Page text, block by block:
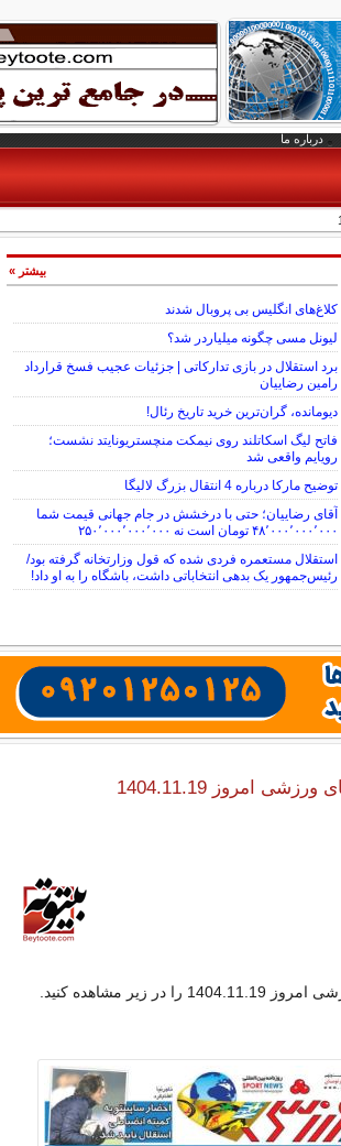
درباره ما
کلاغ‌های انگلیس بی پروبال شدند
لیونل مسی چگونه میلیاردر شد؟
برد استقلال در بازی تدارکاتی | جزئیات عجیب فسخ قرارداد
رامین رضاییان
دیومانده، گران‌ترین خرید تاریخ رئال!
فاتح لیگ اسکاتلند روی نیمکت منچستریونایتد نشست؛
رویایم واقعی شد
توضیح مارکا درباره 4 انتقال بزرگ لالیگا
آقای رضاییان؛ حتی با درخشش در جام جهانی قیمت شما
۴۸٬۰۰۰٬۰۰۰٬۰۰۰ تومان است نه ۲۵۰٬۰۰۰٬۰۰۰٬۰۰۰
استقلال مستعمره فردی شده که قول وزارتخانه گرفته بود/
رئیس‌جمهور یک بدهی انتخاباتی داشت، باشگاه را به او داد!
بیشتر »
امروز 1404.11.19
زیر مشاهده کنید.